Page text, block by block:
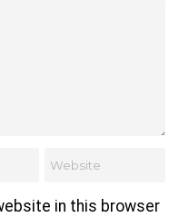
in this browser